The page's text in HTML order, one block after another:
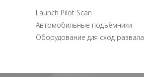
Launch Pilot Scan
Автомобильные подъёмники
Оборудование для сход развала